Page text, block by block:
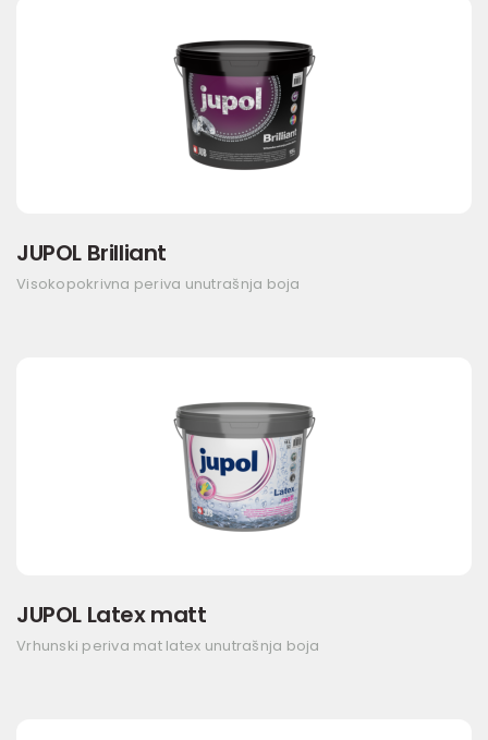
JUPOL Brilliant
Visokopokrivna periva unutrašnja boja
JUPOL Latex matt
Vrhunski periva mat latex unutrašnja boja